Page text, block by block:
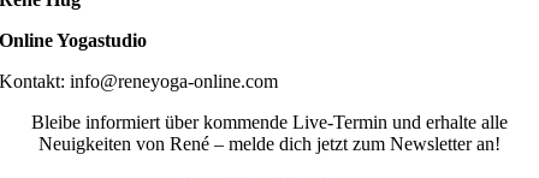
Online Yogastudio
Kontakt: info@reneyoga-online.com
Bleibe informiert über kommende Live-Termin und erhalte alle
Neuigkeiten von René – melde dich jetzt zum Newsletter an!